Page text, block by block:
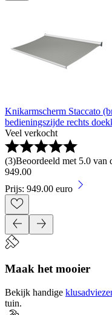
Knikarmscherm Staccato
bedieningszijde rechts
Veel verkocht
(3)Beoordeeld met 5.0 van
949.00
Prijs: 949.00 euro
Maak het mooier
Bekijk handige
tuin.